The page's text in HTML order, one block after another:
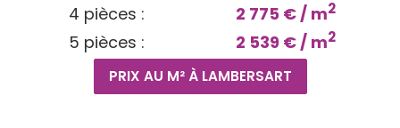
4 pièces : 2 775 € / m2
5 pièces : 2 539 € / m2
PRIX AU M² À LAMBERSART